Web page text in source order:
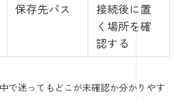
保存先パス
接続後に置
く場所を確
認する
で迷ってもどこが未確認か分かりやす